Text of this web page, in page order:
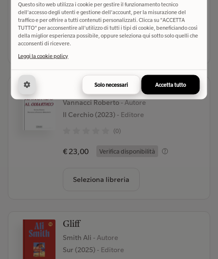
€ 18,50 Verifica disponibilità
Il mondo al contrario
Vannacci Roberto- Autore
Il Cerchio (2023)- Editore
(0)
€ 23,00 Verifica disponibilità
Seleziona libreria
Gliff
Smith Ali - Autore
Sur (2025)- Editore
Questo sito web utilizza i cookie per gestire il funzionamento tecnico
dell'accesso degli utenti e gestione dell'account, per la misurazione del
traffico e per offrire a tutti contenuti personalizzati. Clicca su "ACCETTA
TUTTO" per acconsentire all'utilizzo di tutti i tipi di cookie, beneficiando così
della miglior esperienza possibile, oppure seleziona qui sotto solo quelli che
acconsenti di ricevere.
Leggi la cookie policy
Solo necessari Accetta tutto